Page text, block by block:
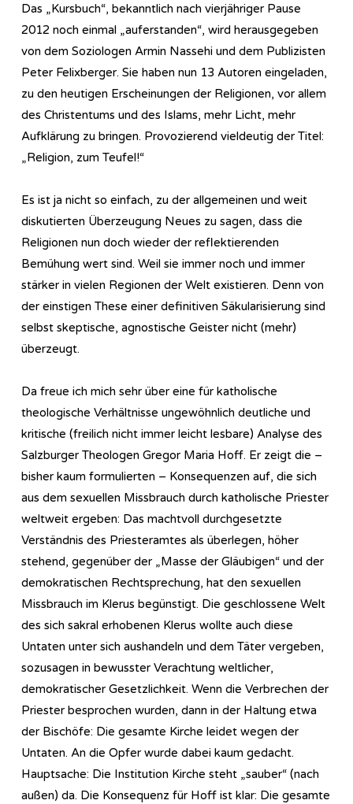
Das „Kursbuch“, bekanntlich nach vierjähriger Pause
2012 noch einmal „auferstanden“, wird herausgegeben
von dem Soziologen Armin Nassehi und dem Publizisten
Peter Felixberger. Sie haben nun 13 Autoren eingeladen,
zu den heutigen Erscheinungen der Religionen, vor allem
des Christentums und des Islams, mehr Licht, mehr
Aufklärung zu bringen. Provozierend vieldeutig der Titel:
„Religion, zum Teufel!“
Es ist ja nicht so einfach, zu der allgemeinen und weit
diskutierten Überzeugung Neues zu sagen, dass die
Religionen nun doch wieder der reflektierenden
Bemühung wert sind. Weil sie immer noch und immer
stärker in vielen Regionen der Welt existieren. Denn von
der einstigen These einer definitiven Säkularisierung sind
selbst skeptische, agnostische Geister nicht (mehr)
überzeugt.
Da freue ich mich sehr über eine für katholische
theologische Verhältnisse ungewöhnlich deutliche und
kritische (freilich nicht immer leicht lesbare) Analyse des
Salzburger Theologen Gregor Maria Hoff. Er zeigt die –
bisher kaum formulierten – Konsequenzen auf, die sich
aus dem sexuellen Missbrauch durch katholische Priester
weltweit ergeben: Das machtvoll durchgesetzte
Verständnis des Priesteramtes als überlegen, höher
stehend, gegenüber der „Masse der Gläubigen“ und der
demokratischen Rechtsprechung, hat den sexuellen
Missbrauch im Klerus begünstigt. Die geschlossene Welt
des sich sakral erhobenen Klerus wollte auch diese
Untaten unter sich aushandeln und dem Täter vergeben,
sozusagen in bewusster Verachtung weltlicher,
demokratischer Gesetzlichkeit. Wenn die Verbrechen der
Priester besprochen wurden, dann in der Haltung etwa
der Bischöfe: Die gesamte Kirche leidet wegen der
Untaten. An die Opfer wurde dabei kaum gedacht.
Hauptsache: Die Institution Kirche steht „sauber“ (nach
außen) da. Die Konsequenz für Hoff ist klar: Die gesamte